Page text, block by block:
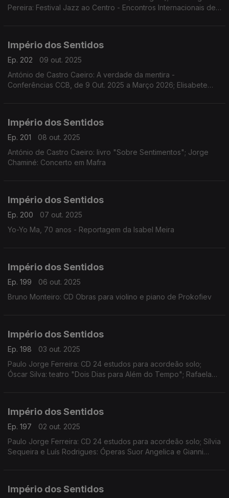
Pereira: Festival Jazz ao Centro - Encontros Internacionais de
Império dos Sentidos
Ep. 202
09 out. 2025
António de Castro Caeiro: A verdade da mentira -
Conferências CCB, de 9 Out. 2025 a Março 2026; Elisabete
Império dos Sentidos
Ep. 201
08 out. 2025
António de Castro Caeiro: livro "Sobre Sentimentos"; Jorge
Chaminé: Concerto em Mafra
Império dos Sentidos
Ep. 200
07 out. 2025
Yo-Yo Ma, 70 anos - Reportagem da Isabel Meira
Império dos Sentidos
Ep. 199
06 out. 2025
Bruno Monteiro: CD Obras para violino e piano de Prokofiev
Império dos Sentidos
Ep. 198
03 out. 2025
Paulo Jorge Ferreira: CD 24 estudos para acordeão solo;
Óscar Silva: teatro "Dois Dias para Além do Tempo"; Rafaela
Império dos Sentidos
Ep. 197
02 out. 2025
Paulo Jorge Ferreira: CD 24 estudos para acordeão solo; Sílvia
Sequeira e Luís Rodrigues: Óperas Suor Angelica e Gianni
Império dos Sentidos